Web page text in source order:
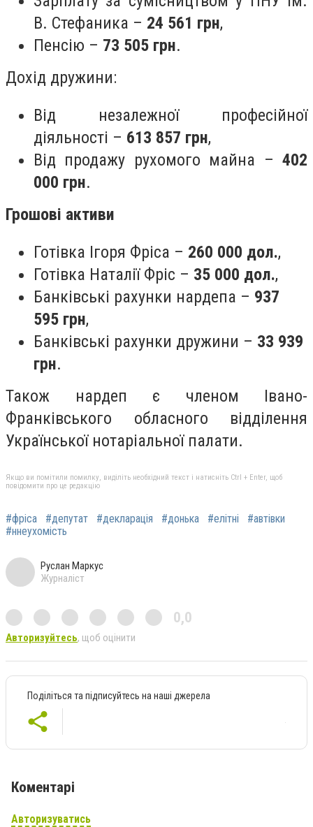
В. Стефаника – 24 561 грн,
Пенсію – 73 505 грн.
Дохід дружини:
Від незалежної професійної
діяльності – 613 857 грн,
Від продажу рухомого майна – 402
000 грн.
Грошові активи
Готівка Ігоря Фріса – 260 000 дол.,
Готівка Наталії Фріс – 35 000 дол.,
Банківські рахунки нардепа – 937
595 грн,
Банківські рахунки дружини – 33 939
грн.
Також нардеп є членом Івано-
Франківського обласного відділення
Української нотаріальної палати.
Якщо ви помітили помилку, виділіть необхідний текст і натисніть Ctrl + Enter, щоб
повідомити про це редакцію
#фріса #депутат #декларація #донька #елітні
#автівки
#ннеухомість
Руслан Маркус
Журналіст
0,0
Авторизуйтесь, щоб оцінити
Поділіться та підписуйтесь на наші джерела
Коментарі
Авторизуватись